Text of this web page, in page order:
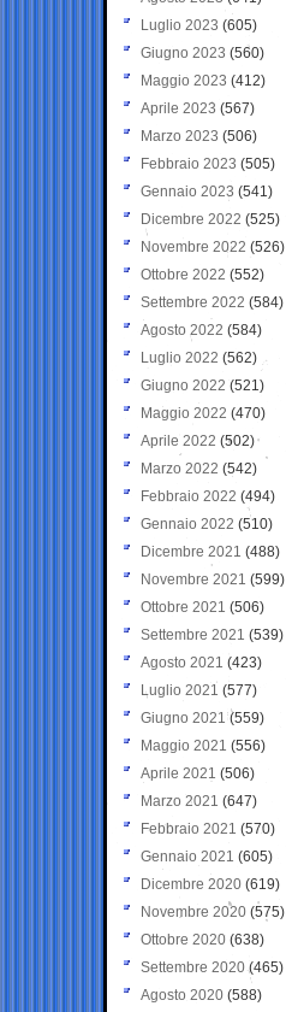
Luglio 2023 (605)
Giugno 2023 (560)
Maggio 2023 (412)
Aprile 2023 (567)
Marzo 2023 (506)
Febbraio 2023 (505)
Gennaio 2023 (541)
Dicembre 2022 (525)
Novembre 2022 (526)
Ottobre 2022 (552)
Settembre 2022 (584)
Agosto 2022 (584)
Luglio 2022 (562)
Giugno 2022 (521)
Maggio 2022 (470)
Aprile 2022 (502)
Marzo 2022 (542)
Febbraio 2022 (494)
Gennaio 2022 (510)
Dicembre 2021 (488)
Novembre 2021 (599)
Ottobre 2021 (506)
Settembre 2021 (539)
Agosto 2021 (423)
Luglio 2021 (577)
Giugno 2021(559)
Maggio 2021 (556)
Aprile 2021 (506)
Marzo 2021 (647)
Febbraio 2021 (570)
Gennaio 2021 (605)
Dicembre 2020 (619)
Novembre 2020 (575)
Ottobre 2020 (638)
Settembre 2020(465)
Agosto 2020 (588)